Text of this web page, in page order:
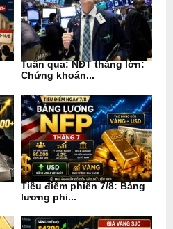
Tuần qua: NĐT thắng lớn:
Chứng khoán...
Tiêu điểm phiên 7/8: Bảng
lương phi...